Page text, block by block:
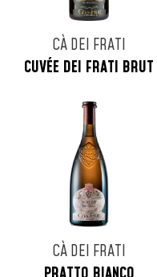
CÀ DEI FRATI
CUVÉE DEI FRATI BRUT
CÀ DEI FRATI